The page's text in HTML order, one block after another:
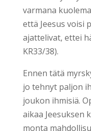
varmana
että Jeesus voisi
ajattelivat, ettei
KR33/38).
Ennen tätä
jo tehnyt paljon
joukon ihmisiä.
aikaa Jeesuksen
monta